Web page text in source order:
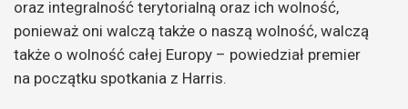
oraz integralność terytorialną oraz ich wolność,
ponieważ oni walczą także o naszą wolność, walczą
także o wolność całej Europy – powiedział premier
na początku spotkania z Harris.